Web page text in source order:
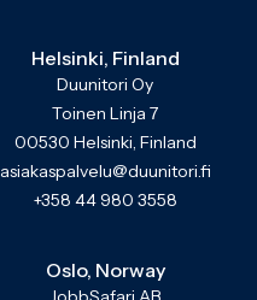
Helsinki, Finland
Duunitori Oy
Toinen Linja 7
00530 Helsinki, Finland
asiakaspalvelu@duunitori.fi
+358 44 980 3558
Oslo, Norway